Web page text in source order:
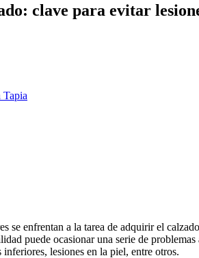
clave para evitar
Tapia
se enfrentan a la tarea de adquirir el
puede ocasionar una serie de
lesiones en la piel, entre otros.